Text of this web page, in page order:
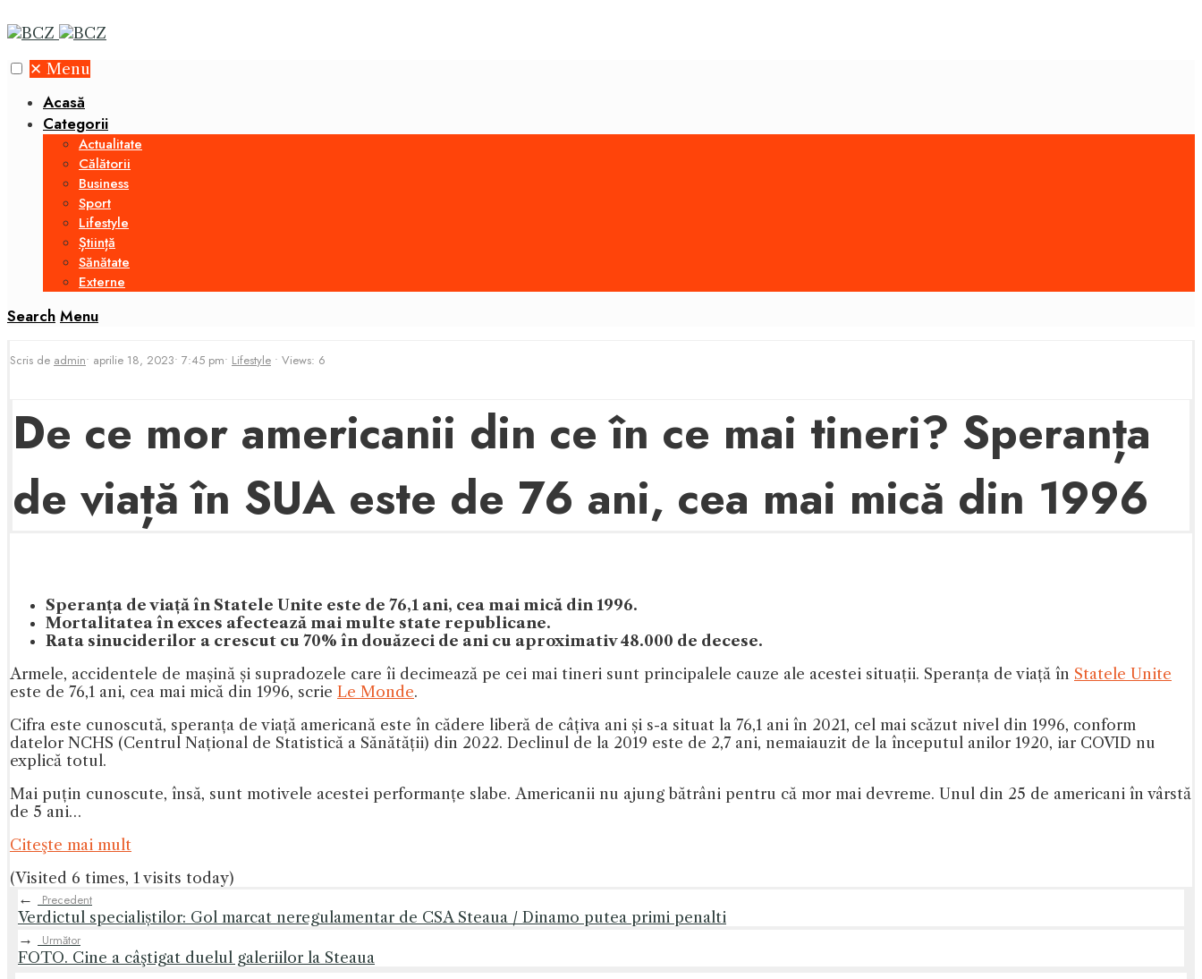
✕ Menu
Acasă
Categorii
Actualitate
Călătorii
Business
Sport
Lifestyle
Știință
Sănătate
Externe
Search Menu
Scris de admin• aprilie 18, 2023• 7:45 pm• Lifestyle • Views: 6
De ce mor americanii din ce în ce mai tineri? Speranța
de viață în SUA este de 76 ani, cea mai mică din 1996
Speranța de viață în Statele Unite este de 76,1 ani, cea mai mică din 1996.
Mortalitatea în exces afectează mai multe state republicane.
Rata sinuciderilor a crescut cu 70% în douăzeci de ani cu aproximativ 48.000 de decese.
Armele, accidentele de mașină și supradozele care îi decimează pe cei mai tineri sunt principalele cauze ale acestei situații. Speranța de viață în Statele Unite
este de 76,1 ani, cea mai mică din 1996, scrie Le Monde.
Cifra este cunoscută, speranța de viață americană este în cădere liberă de câțiva ani și s-a situat la 76,1 ani în 2021, cel mai scăzut nivel din 1996, conform
datelor NCHS (Centrul Național de Statistică a Sănătății) din 2022. Declinul de la 2019 este de 2,7 ani, nemaiauzit de la începutul anilor 1920, iar COVID nu
explică totul.
Mai puțin cunoscute, însă, sunt motivele acestei performanțe slabe. Americanii nu ajung bătrâni pentru că mor mai devreme. Unul din 25 de americani în vârstă
de 5 ani…
Citeşte mai mult
(Visited 6 times, 1 visits today)
←
Precedent
Verdictul specialiștilor: Gol marcat neregulamentar de CSA Steaua / Dinamo putea primi penalti
→
Următor
FOTO. Cine a câştigat duelul galeriilor la Steaua